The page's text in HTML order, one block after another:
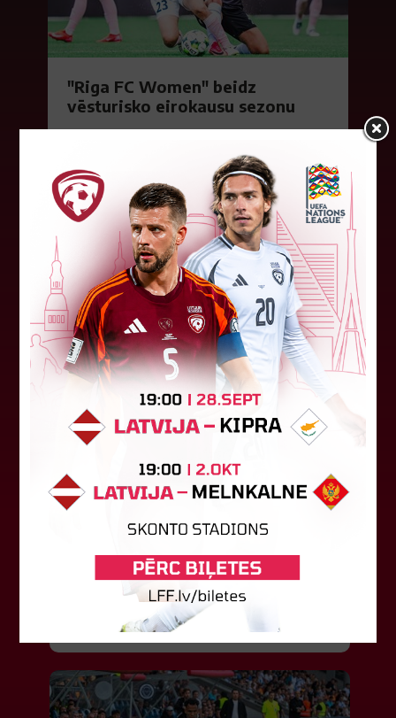
"Riga FC Women" beidz
vēsturisko eirokausu sezonu
Čempionu līgas kvalifikācijas otrajā kārtā ar 1:4
piekāpās Lietuvas "Gintra". Ar šo spēli Latvijas
klubam beidzās eirokausu...
08. augusts 2026.
LFF DK 6. augusta lēmumi
LFF Disciplinārlietu komitejas sēdes protokols
Nr. DK 26/-38 Rīgā, 2026. gada 6. augustā.
Piedalās:Komitejas locekļi: Jevgenija
Tverjanoviča-Bore, Raivis Grīnbergs...
07. augusts 2026.